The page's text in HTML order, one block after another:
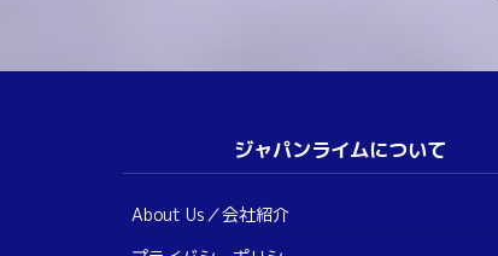
ジャパンライムについて
About Us／会社紹介